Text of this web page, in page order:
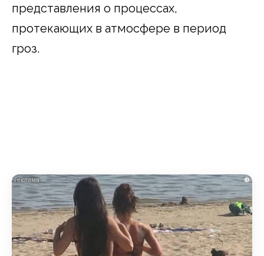
представления о процессах,
протекающих в атмосфере в период
гроз.
i